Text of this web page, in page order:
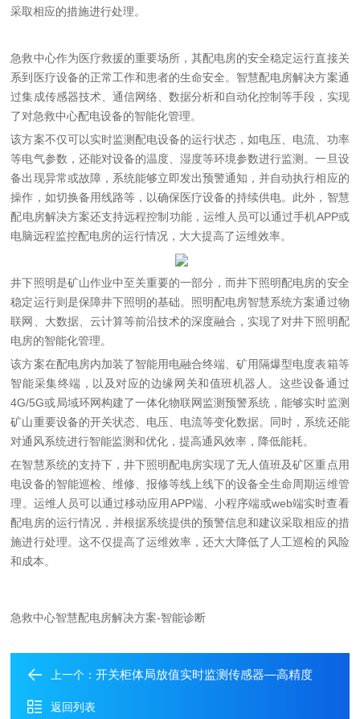
采取相应的措施进行处理。
急救中心作为医疗救援的重要场所，其配电房的安全稳定运行直接关
系到医疗设备的正常工作和患者的生命安全。智慧配电房解决方案通
过集成传感器技术、通信网络、数据分析和自动化控制等手段，实现
了对急救中心配电设备的智能化管理。
该方案不仅可以实时监测配电设备的运行状态，如电压、电流、功率
等电气参数，还能对设备的温度、湿度等环境参数进行监测。一旦设
备出现异常或故障，系统能够立即发出预警通知，并自动执行相应的
操作，如切换备用线路等，以确保医疗设备的持续供电。此外，智慧
配电房解决方案还支持远程控制功能，运维人员可以通过手机APP或
电脑远程监控配电房的运行情况，大大提高了运维效率。
井下照明是矿山作业中至关重要的一部分，而井下照明配电房的安全
稳定运行则是保障井下照明的基础。照明配电房智慧系统方案通过物
联网、大数据、云计算等前沿技术的深度融合，实现了对井下照明配
电房的智能化管理。
该方案在配电房内加装了智能用电融合终端、矿用隔爆型电度表箱等
智能采集终端，以及对应的边缘网关和值班机器人。这些设备通过
4G/5G或局域环网构建了一体化物联网监测预警系统，能够实时监测
矿山重要设备的开关状态、电压、电流等变化数据。同时，系统还能
对通风系统进行智能监测和优化，提高通风效率，降低能耗。
在智慧系统的支持下，井下照明配电房实现了无人值班及矿区重点用
电设备的智能巡检、维修、报修等线上线下的设备全生命周期运维管
理。运维人员可以通过移动应用APP端、小程序端或web端实时查看
配电房的运行情况，并根据系统提供的预警信息和建议采取相应的措
施进行处理。这不仅提高了运维效率，还大大降低了人工巡检的风险
和成本。
急救中心智慧配电房解决方案-智能诊断
上一个：开关柜体局放值实时监测传感器—高精度
返回列表